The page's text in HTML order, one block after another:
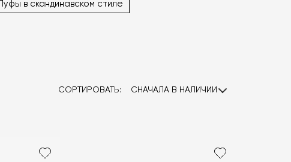
Пуфы в скандинавском стиле
СОРТИРОВАТЬ: СНАЧАЛА В НАЛИЧИИ